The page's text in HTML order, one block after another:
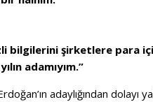
bilgilerini şirketlere para
adamıyım.”
adaylığından dolayı